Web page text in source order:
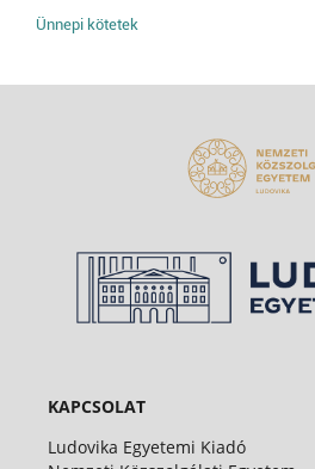
Ünnepi kötetek
KAPCSOLAT
Ludovika Egyetemi Kiadó